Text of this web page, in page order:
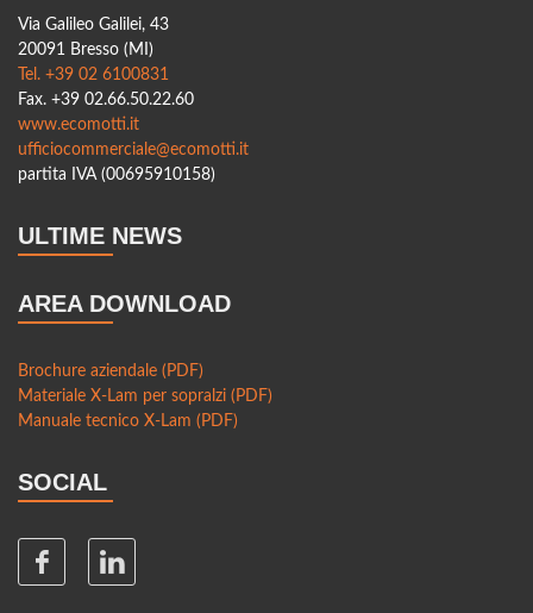
Via Galileo Galilei, 43
20091 Bresso (MI)
Tel. +39 02 6100831
Fax. +39 02.66.50.22.60
www.ecomotti.it
ufficiocommerciale@ecomotti.it
partita IVA (00695910158)
ULTIME NEWS
AREA DOWNLOAD
Brochure aziendale (PDF)
Materiale X-Lam per sopralzi (PDF)
Manuale tecnico X-Lam (PDF)
SOCIAL